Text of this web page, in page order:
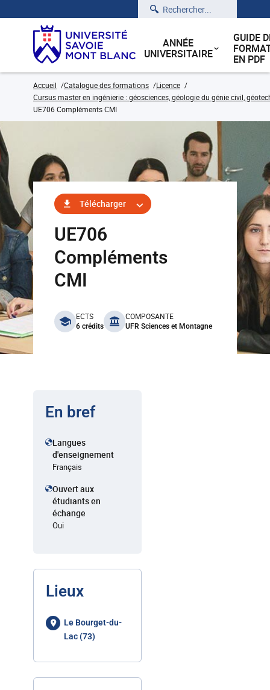
Rechercher
ANNÉE
UNIVERSITAIRE
GUIDE
EN PDF
Accueil Catalogue des formations
Licence
Cursus master en ingénierie : géosciences, géologie du génie civil,
UE706 Compléments CMI
Télécharger
UE706
Compléments
CMI
benefits
ECTS
6 crédits
COMPOSANTE
UFR Sciences et Montagne
En bref
Langues
d'enseignement
Français
Ouvert aux
étudiants en
échange
Oui
Lieux
Le Bourget-du-
Lac (73)